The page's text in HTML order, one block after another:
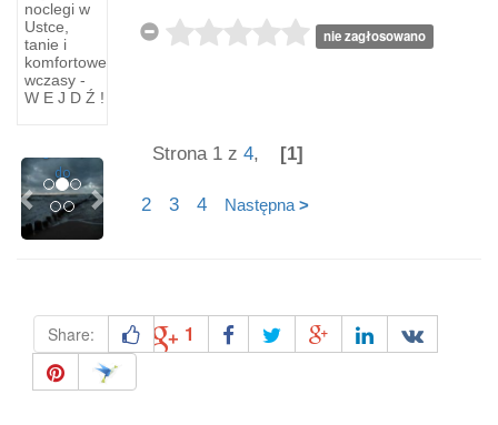
noclegi w
Ustce,
tanie i
komfortowe
wczasy -
W E J D Ź !
Od ujścia
idziemy
2300 m
na
południe
do
wysokości
kmW 55,
1 300 m
PreviousNext
nie zagłosowano
Strona 1 z 4, [1]
2 3 4 Następna >
Share: 1